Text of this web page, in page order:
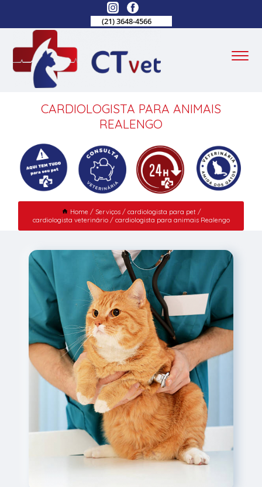
(21) 3648-4566
CARDIOLOGISTA PARA ANIMAIS
REALENGO
Home Serviços
cardiologista para pet
cardiologista veterinário
cardiologista para animais Realengo